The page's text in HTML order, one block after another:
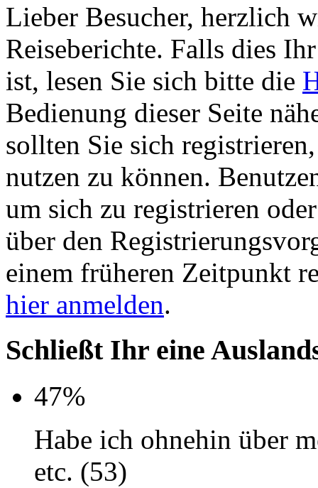
Lieber Besucher, herzlich
Reiseberichte. Falls dies
ist, lesen Sie sich bitte die
Bedienung dieser Seite
sollten Sie sich
nutzen zu können.
um sich zu registrieren
über den
einem früheren Zeitpunkt
hier anmelden.
Schließt Ihr eine
47%
Habe ich ohnehin über
etc. (53)